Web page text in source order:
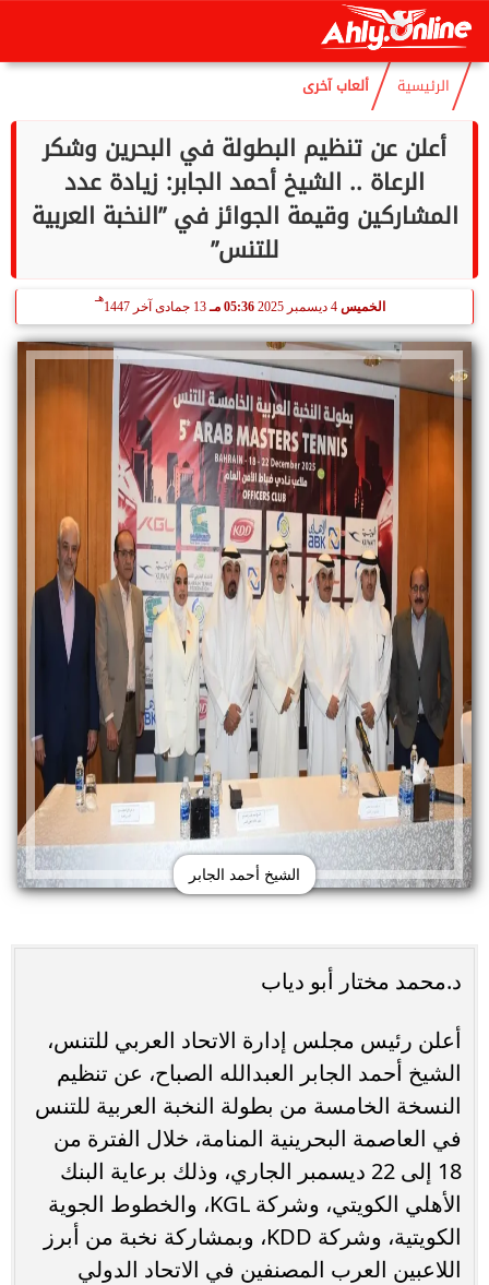
الخميس
الرئيسية ألعاب آخرى
أعلن عن تنظيم البطولة في البحرين وشكر
الرعاة .. الشيخ أحمد الجابر: زيادة عدد
المشاركين وقيمة الجوائز في ”النخبة العربية
للتنس”
الخميس 05:36 مـ 13 جمادى آخر 1447
هـ
الشيخ أحمد الجابر
د.محمد مختار أبو دياب
أعلن رئيس مجلس إدارة الاتحاد العربي للتنس،
الشيخ أحمد الجابر العبدالله الصباح، عن تنظيم
النسخة الخامسة من بطولة النخبة العربية للتنس
في العاصمة البحرينية المنامة، خلال الفترة من
18 إلى 22 ديسمبر الجاري، وذلك برعاية البنك
الأهلي الكويتي، وشركة KGL، والخطوط الجوية
الكويتية، وشركة KDD، وبمشاركة نخبة من أبرز
اللاعبين العرب المصنفين في الاتحاد الدولي